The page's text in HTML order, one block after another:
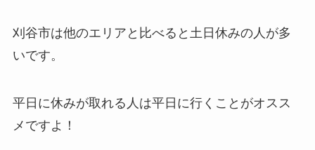
刈谷市は他のエリアと比べると土日休みの人が多
いです。
平日に休みが取れる人は平日に行くことがオスス
メですよ！